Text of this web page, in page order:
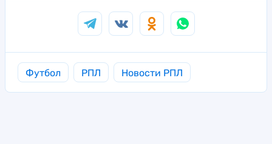
Футбол РПЛ Новости РПЛ